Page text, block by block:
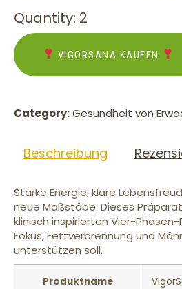
Quantity: 2
VIGORSANA KAUFEN
Category:Gesundheit von
Beschreibung
Starke Energie, klare
neue Maßstäbe. Dieses
klinisch inspirierten Vier-Phasen-
Fokus, Fettverbrennung und
unterstützen soll.
Produktname